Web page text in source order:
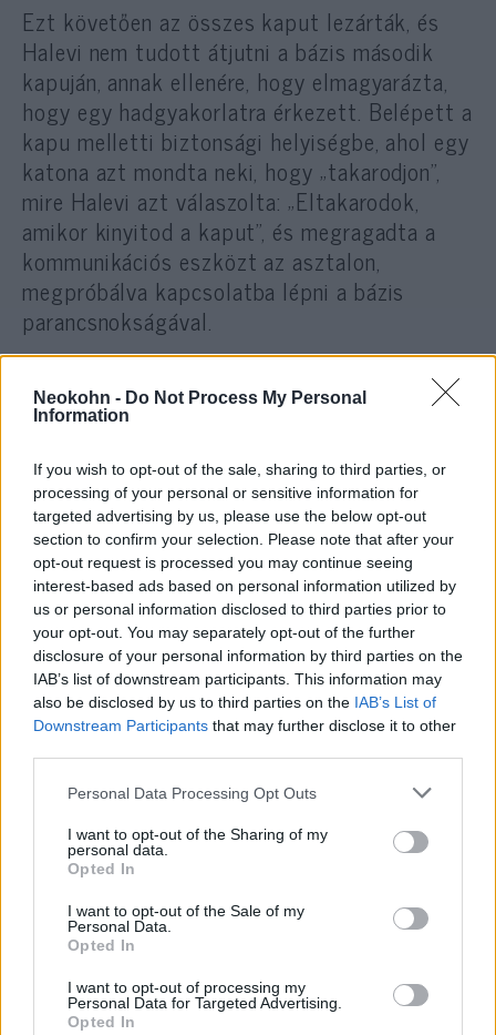
Neokohn - Do Not Process My Personal
Information
If you wish to opt-out of the sale, sharing to third parties, or
processing of your personal or sensitive information for
targeted advertising by us, please use the below opt-out
section to confirm your selection. Please note that after your
opt-out request is processed you may continue seeing
interest-based ads based on personal information utilized by
us or personal information disclosed to third parties prior to
your opt-out. You may separately opt-out of the further
disclosure of your personal information by third parties on the
IAB’s list of downstream participants. This information may
also be disclosed by us to third parties on the IAB’s List of
Downstream Participants that may further disclose it to other
Please note that this website/app uses one or more Google
not limited to your visit or usage behaviour. You may click to
grant or deny consent to Google and its third-party tags to
use your data for below specified purposes in below Google
consent section.
Personal Data Processing Opt Outs
I want to opt-out of the Sharing of my
personal data.
Opted In
I want to opt-out of the Sale of my
Personal Data.
Opted In
I want to opt-out of processing my
Personal Data for Targeted Advertising.
Opted In
Ezt követően az összes kaput lezárták, és
Halevi nem tudott átjutni a bázis második
kapuján, annak ellenére, hogy elmagyarázta,
hogy egy hadgyakorlatra érkezett. Belépett a
kapu melletti biztonsági helyiségbe, ahol egy
katona azt mondta neki, hogy „takarodjon”,
mire Halevi azt válaszolta: „Eltakarodok,
amikor kinyitod a kaput”, és megragadta a
kommunikációs eszközt az asztalon,
megpróbálva kapcsolatba lépni a bázis
parancsnokságával.
Halevi felhívta a bázis
hogy ő a Déli Parancsnokság
vezetője, de a kapuban levő
katona továbbra sem volt
hajlandó beengedni, mondván:
„Honnan tudjam, hogy tényleg te
vagy?”
Végül a parancsnok azt mondta az őrnek,
hogy maga nyitja ki a kaput, ha a katona
megtagadja. A szóváltást követően a
biztonsági tiszt megérkezett és kinyitotta a
kaput. Eközben egy másik biztonsági tiszt
ért a helyszínre, kivont fegyverrel, és Halevi
felé szaladt, aki azt mondta neki, engedje le a
fegyvert, különben „összeköti a kezét”.
A közel 40 perces megpróbáltatás után a